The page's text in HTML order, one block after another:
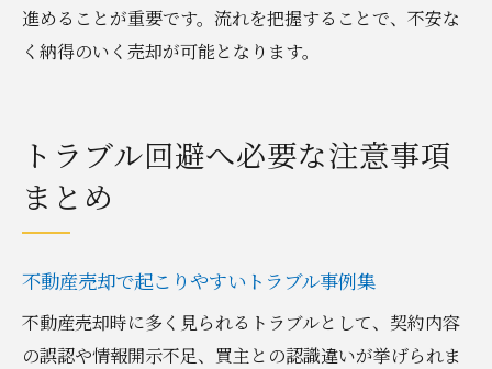
進めることが重要です。流れを把握することで、不安な
く納得のいく売却が可能となります。
トラブル回避へ必要な注意事項
まとめ
不動産売却で起こりやすいトラブル事例集
不動産売却時に多く見られるトラブルとして、契約内容
の誤認や情報開示不足、買主との認識違いが挙げられま